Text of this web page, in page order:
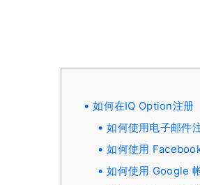
如何在IQ Option注册
如何使用电子邮件
如何使用
如何使用 Google